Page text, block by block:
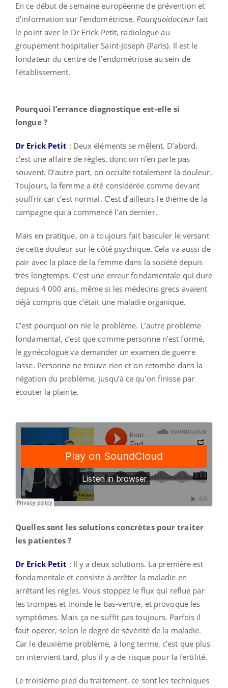
En ce début de semaine européenne de prévention et
d’information sur l’endométriose,Pourquoidocteurfait
le point avec le Dr Erick Petit, radiologue au
groupement hospitalier Saint-Joseph (Paris). Il est le
fondateur du centre de l’endométriose au sein de
l’établissement.
Pourquoi l’errance diagnostique est-elle si
longue ?
Dr Erick Petit : Deux éléments se mêlent. D’abord,
c’est une affaire de règles, donc on n’en parle pas
souvent. D’autre part, on occulte totalement la douleur.
Toujours, la femme a été considérée comme devant
souffrir car c’est normal. C’est d’ailleurs le thème de la
campagne qui a commencé l’an dernier.
Mais en pratique, on a toujours fait basculer le versant
de cette douleur sur le côté psychique. Cela va aussi de
pair avec la place de la femme dans la société depuis
très longtemps. C’est une erreur fondamentale qui dure
depuis 4 000 ans, même si les médecins grecs avaient
déjà compris que c’était une maladie organique.
C’est pourquoi on nie le problème. L’autre problème
fondamental, c’est que comme personne n’est formé,
le gynécologue va demander un examen de guerre
lasse. Personne ne trouve rien et on retombe dans la
négation du problème, jusqu’à ce qu’on finisse par
écouter la plainte.
Quelles sont les solutions concrètes pour traiter
les patientes ?
Dr Erick Petit : Il y a deux solutions. La première est
fondamentale et consiste à arrêter la maladie en
arrêtant les règles. Vous stoppez le flux qui reflue par
les trompes et inonde le bas-ventre, et provoque les
symptômes. Mais ça ne suffit pas toujours. Parfois il
faut opérer, selon le degré de sévérité de la maladie.
Car le deuxième problème, à long terme, c’est que plus
on intervient tard, plus il y a de risque pour la fertilité.
Le troisième pied du traitement, ce sont les techniques